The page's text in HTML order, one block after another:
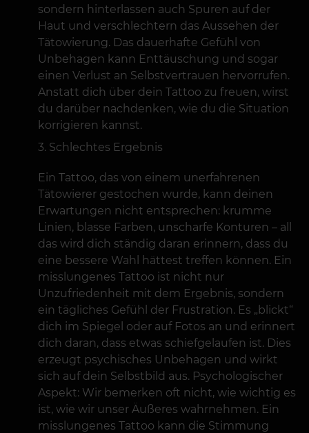
sondern hinterlassen auch Spuren auf der
Haut und verschlechtern das Aussehen der
Tätowierung. Das dauerhafte Gefühl von
Unbehagen kann Enttäuschung und sogar
einen Verlust an Selbstvertrauen hervorrufen.
Anstatt dich über dein Tattoo zu freuen, wirst
du darüber nachdenken, wie du die Situation
korrigieren kannst.
Schlechtes Ergebnis
Ein Tattoo, das von einem unerfahrenen
Tätowierer gestochen wurde, kann deinen
Erwartungen nicht entsprechen: krumme
Linien, blasse Farben, unscharfe Konturen – all
das wird dich ständig daran erinnern, dass du
eine bessere Wahl hättest treffen können. Ein
misslungenes Tattoo ist nicht nur
Unzufriedenheit mit dem Ergebnis, sondern
ein tägliches Gefühl der Frustration. Es „blickt“
dich im Spiegel oder auf Fotos an und erinnert
dich daran, dass etwas schiefgelaufen ist. Dies
erzeugt psychisches Unbehagen und wirkt
sich auf dein Selbstbild aus. Psychologischer
Aspekt: Wir bemerken oft nicht, wie wichtig es
ist, wie wir unser Äußeres wahrnehmen. Ein
misslungenes Tattoo kann die Stimmung